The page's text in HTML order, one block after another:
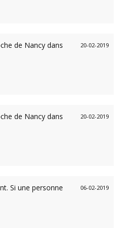
20-02-2019
de Nancy dans
20-02-2019
de Nancy dans
06-02-2019
Si une personne